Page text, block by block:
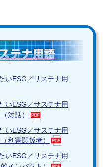
ESG／サステナ用
ESG／サステナ用
対話）
ESG／サステナ用
利害関係者）
ESG／サステナ用